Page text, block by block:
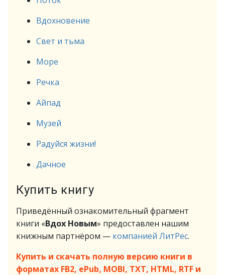
Вдохновение
Свет и тьма
Море
Речка
Айпад
Музей
Радуйся жизни!
Дачное
Купить книгу
Приведённый ознакомительный фрагмент
книги «Вдох Новым» предоставлен нашим
книжным партнёром — компанией ЛитРес.
Купить и скачать полную версию книги в
форматах FB2, ePub, MOBI, TXT, HTML, RTF и